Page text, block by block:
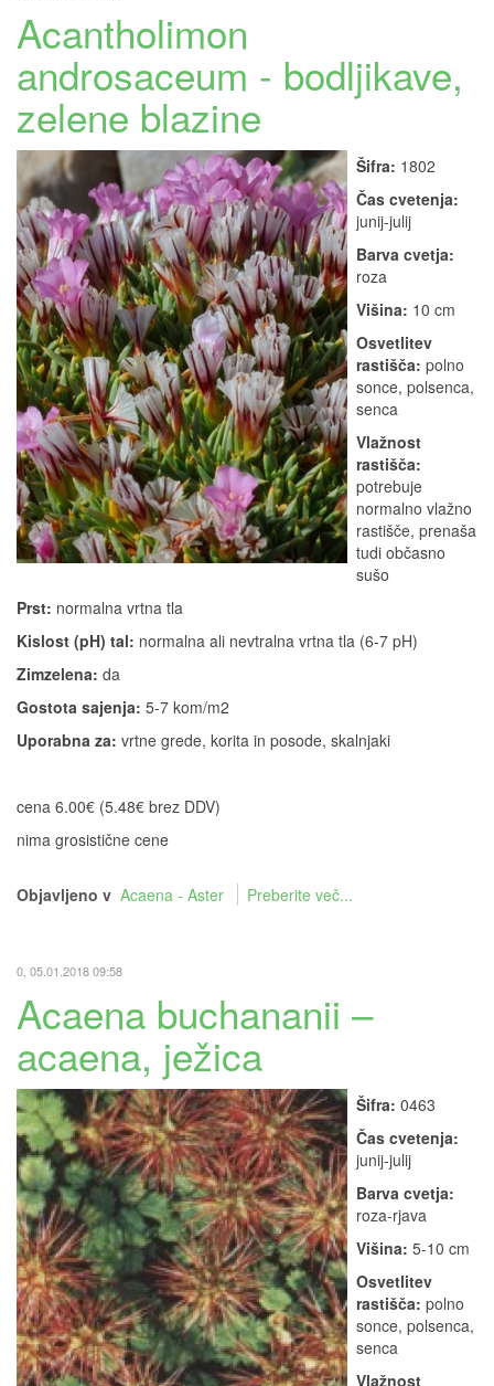
Acantholimon
androsaceum - bodljikave,
zelene blazine
Šifra: 1802
Čas cvetenja:
junij-julij
Barva cvetja:
roza
Višina: 10 cm
Osvetlitev
rastišča: polno
sonce, polsenca,
senca
Vlažnost
rastišča:
potrebuje
normalno vlažno
rastišče, prenaša
tudi občasno
sušo
Prst: normalna vrtna tla
Kislost (pH) tal: normalna ali nevtralna vrtna tla (6-7 pH)
Zimzelena: da
Gostota sajenja: 5-7 kom/m2
Uporabna za: vrtne grede, korita in posode, skalnjaki
cena 6.00€ (5.48€ brez DDV)
nima grosistične cene
Objavljeno v Acaena - Aster Preberite več...
0, 05.01.2018 09:58
Acaena buchananii –
acaena, ježica
Šifra: 0463
Čas cvetenja:
junij-julij
Barva cvetja:
roza-rjava
Višina: 5-10 cm
Osvetlitev
rastišča: polno
sonce, polsenca,
senca
Vlažnost